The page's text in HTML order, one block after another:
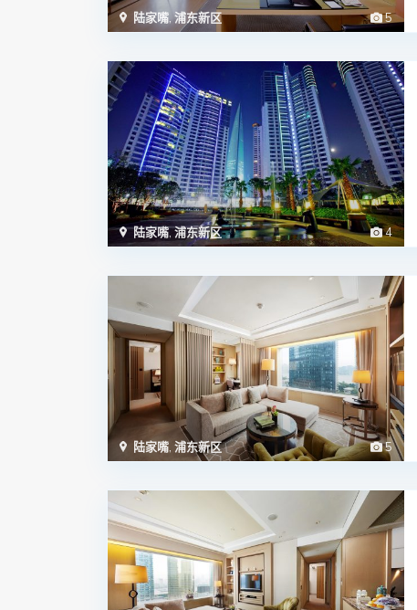
5
陆家嘴,浦东新区
4
陆家嘴,浦东新区
5
陆家嘴, 浦东新区